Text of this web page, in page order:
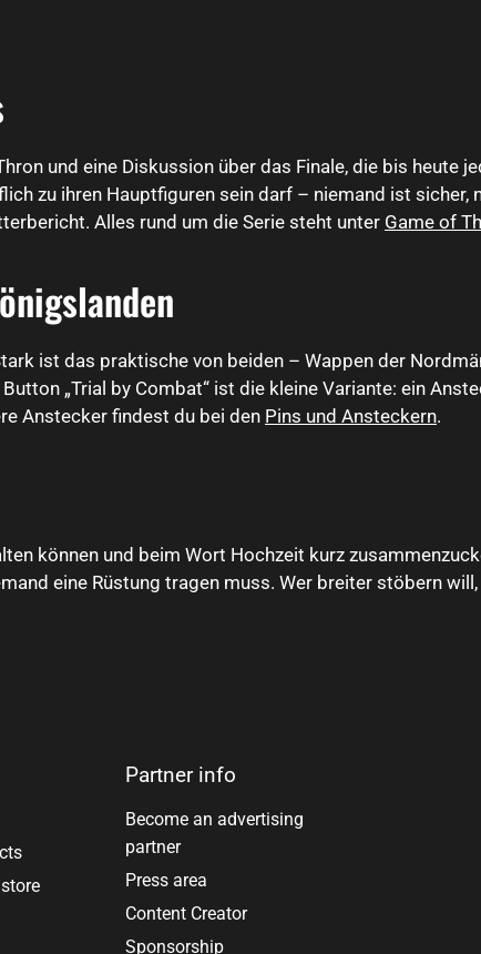
und eine Diskussion über das Finale, die bis heute
zu ihren Hauptfiguren sein darf – niemand ist
Alles rund um die Serie steht unter Game of
ist das praktische von beiden – Wappen der
„Trial by Combat“ ist die kleine Variante: ein
Anstecker findest du bei den Pins und Ansteckern.
können und beim Wort Hochzeit kurz
eine Rüstung tragen muss. Wer breiter stöbern
Partner info
Become an advertising
partner
Press area
Content Creator
Sponsorship